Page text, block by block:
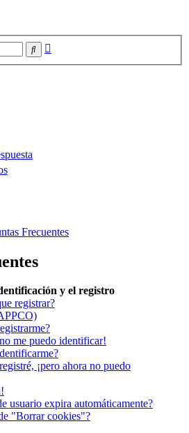
Buscar
Frecuentes
y el registro
registrar?
me puedo identificar!
¡pero ahora no puedo
usuario expira automáticamente?
"Borrar cookies"?